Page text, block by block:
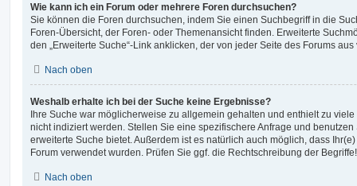
Wie kann ich ein Forum oder mehrere Foren durchsuchen?
Sie können die Foren durchsuchen, indem Sie einen Suchbegriff in die
Foren-Übersicht, der Foren- oder Themenansicht finden. Erweiterte
den „Erweiterte Suche“-Link anklicken, der von jeder Seite des Forums aus
Nach oben
Weshalb erhalte ich bei der Suche keine Ergebnisse?
Ihre Suche war möglicherweise zu allgemein gehalten und enthielt zu
nicht indiziert werden. Stellen Sie eine spezifischere Anfrage und
erweiterte Suche bietet. Außerdem ist es natürlich auch möglich, dass
Forum verwendet wurden. Prüfen Sie ggf. die Rechtschreibung der Begriffe!
Nach oben